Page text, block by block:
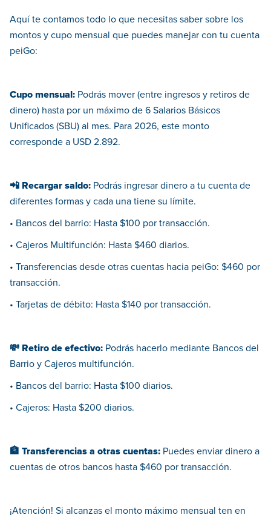
Aquí te contamos todo lo que necesitas saber sobre los
montos y cupo mensual que puedes manejar con tu cuenta
peiGo:
Cupo mensual: Podrás mover (entre ingresos y retiros de
dinero) hasta por un máximo de 6 Salarios Básicos
Unificados (SBU) al mes. Para 2026, este monto
corresponde a USD 2.892.
📲 Recargar saldo: Podrás ingresar dinero a tu cuenta de
diferentes formas y cada una tiene su límite.
• Bancos del barrio: Hasta $100 por transacción.
• Cajeros Multifunción: Hasta $460 diarios.
• Transferencias desde otras cuentas hacia peiGo: $460 por
transacción.
• Tarjetas de débito: Hasta $140 por transacción.
💸 Retiro de efectivo: Podrás hacerlo mediante Bancos del
Barrio y Cajeros multifunción.
• Bancos del barrio: Hasta $100 diarios.
• Cajeros: Hasta $200 diarios.
🏦 Transferencias a otras cuentas: Puedes enviar dinero a
cuentas de otros bancos hasta $460 por transacción.
¡Atención! Si alcanzas el monto máximo mensual ten en